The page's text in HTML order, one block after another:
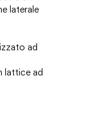
laterale
ad
lattice ad